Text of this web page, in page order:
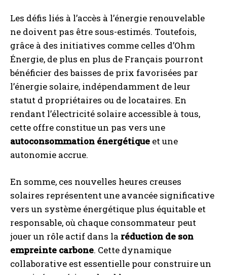
Les défis liés à l’accès à l’énergie renouvelable
ne doivent pas être sous-estimés. Toutefois,
grâce à des initiatives comme celles d’Ohm
Énergie, de plus en plus de Français pourront
bénéficier des baisses de prix favorisées par
l’énergie solaire, indépendamment de leur
statut d propriétaires ou de locataires. En
rendant l’électricité solaire accessible à tous,
cette offre constitue un pas vers une
autoconsommation énergétique et une
autonomie accrue.
En somme, ces nouvelles heures creuses
solaires représentent une avancée significative
vers un système énergétique plus équitable et
responsable, où chaque consommateur peut
jouer un rôle actif dans la réduction de son
empreinte carbone. Cette dynamique
collaborative est essentielle pour construire un